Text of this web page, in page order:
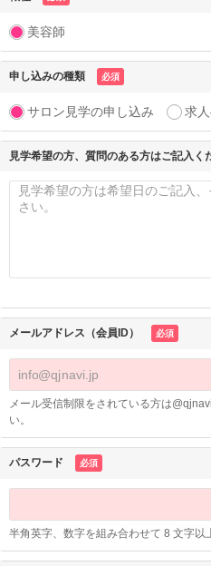
美容師
申し込みの種類 必須
サロン見学の申し込み 求
見学希望の方、質問のある方はご記入く
メールアドレス（会員ID） 必須
メール受信制限をされている方は
い。
パスワード 必須
半角英字、数字を組み合わせて 8 文字以